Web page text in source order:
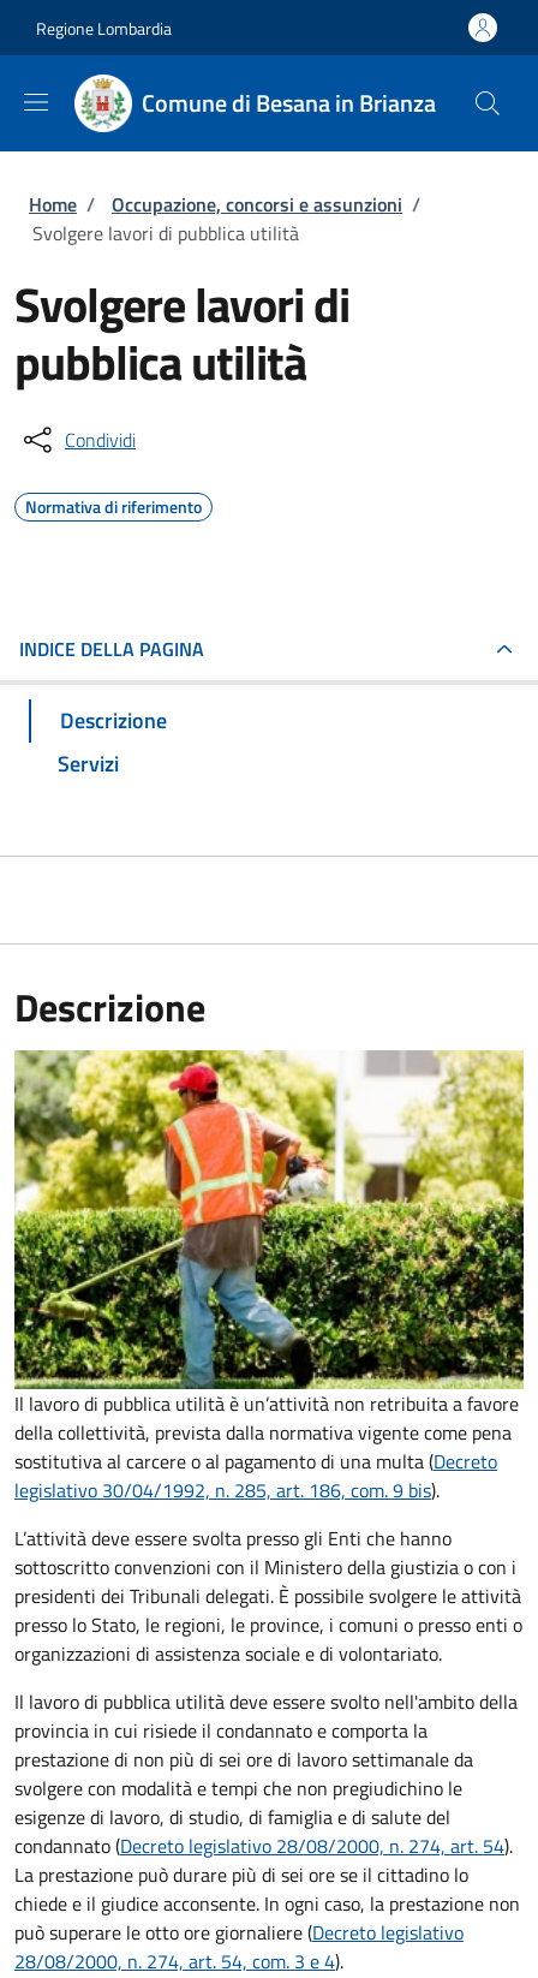
Regione Lombardia
Comune di Besana in Brianza
Briciole di pane
Home / Occupazione, concorsi e assunzioni /
Svolgere lavori di pubblica utilità
Svolgere lavori di
pubblica utilità
Condividi
Normativa di riferimento
INDICE DELLA PAGINA
Descrizione
Servizi
Descrizione
Il lavoro di pubblica utilità è un’attività non retribuita a favore
della collettività, prevista dalla normativa vigente come pena
sostitutiva al carcere o al pagamento di una multa (Decreto
legislativo 30/04/1992, n. 285, art. 186, com. 9 bis).
L’attività deve essere svolta presso gli Enti che hanno
sottoscritto convenzioni con il Ministero della giustizia o con i
presidenti dei Tribunali delegati. È possibile svolgere le attività
presso lo Stato, le regioni, le province, i comuni o presso enti o
organizzazioni di assistenza sociale e di volontariato.
Il lavoro di pubblica utilità deve essere svolto nell'ambito della
provincia in cui risiede il condannato e comporta la
prestazione di non più di sei ore di lavoro settimanale da
svolgere con modalità e tempi che non pregiudichino le
esigenze di lavoro, di studio, di famiglia e di salute del
condannato (Decreto legislativo 28/08/2000, n. 274, art. 54).
La prestazione può durare più di sei ore se il cittadino lo
chiede e il giudice acconsente. In ogni caso, la prestazione non
può superare le otto ore giornaliere (Decreto legislativo
28/08/2000, n. 274, art. 54, com. 3 e 4).